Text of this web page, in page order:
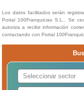
Los datos facilitados serán
Portal 100Franquicias S.L.. Se
autoriza a recibir información
contactando con Portal